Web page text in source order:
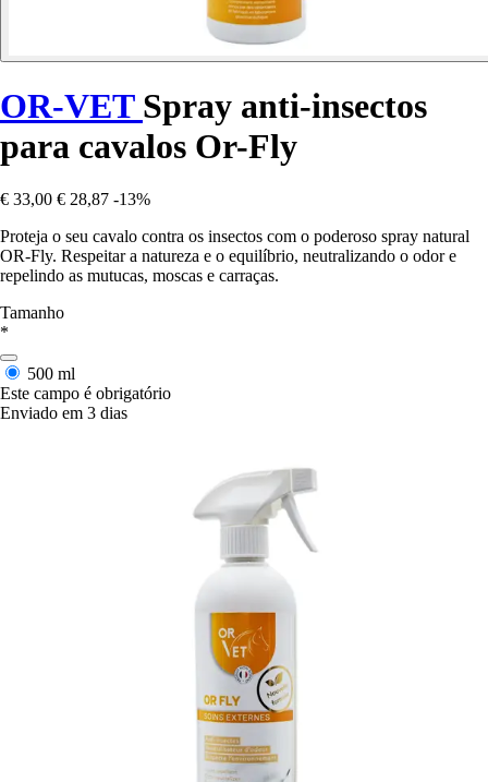
OR-VET Spray anti-insectos
para cavalos Or-Fly
€ 33,00 € 28,87 -13%
Proteja o seu cavalo contra os insectos com o poderoso spray natural
OR-Fly. Respeitar a natureza e o equilíbrio, neutralizando o odor e
repelindo as mutucas, moscas e carraças.
Tamanho
*
500 ml
Este campo é obrigatório
Enviado em 3 dias